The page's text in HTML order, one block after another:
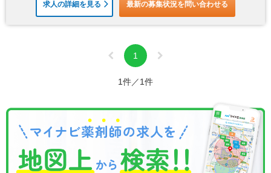
求人の詳細を見る 最新の募集状況を問い合わせる
1
1件／1件